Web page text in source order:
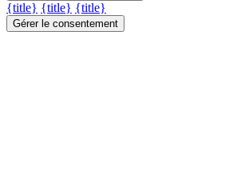
{title} {title} {title}
Gérer le consentement